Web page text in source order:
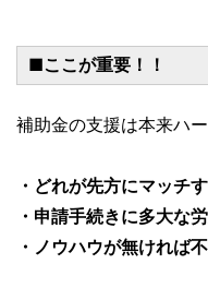
■ここが重要！！
補助金の支援は本来ハ
・どれが先方にマッチ
・申請手続きに多大な
・ノウハウが無ければ